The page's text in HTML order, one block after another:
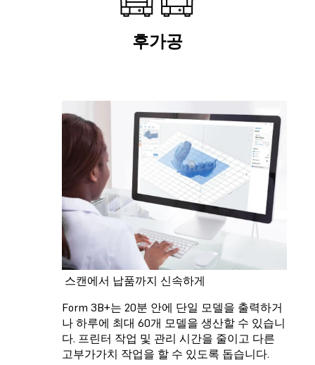
후가공
스캔에서 납품까지 신속하게
Form 3B+는 20분 안에 단일 모델을 출력하거
나 하루에 최대 60개 모델을 생산할 수 있습니
다. 프린터 작업 및 관리 시간을 줄이고 다른
고부가가치 작업을 할 수 있도록 돕습니다.